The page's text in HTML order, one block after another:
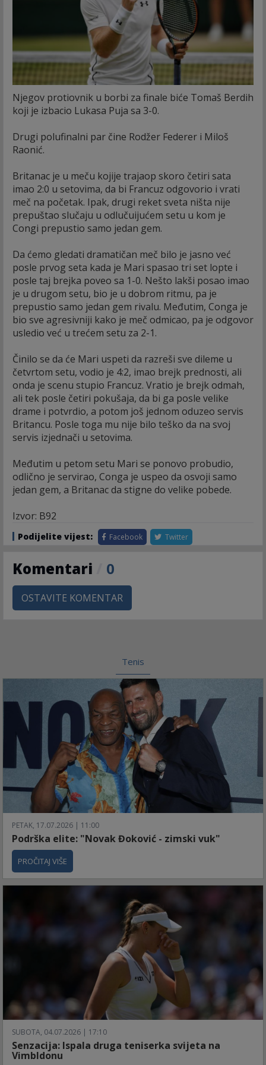
Njegov protiovnik u borbi za finale biće Tomaš Berdih
koji je izbacio Lukasa Puja sa 3-0.
Drugi polufinalni par čine Rodžer Federer i Miloš
Raonić.
Britanac je u meču kojije trajaop skoro četiri sata
imao 2:0 u setovima, da bi Francuz odgovorio i vrati
meč na početak. Ipak, drugi reket sveta ništa nije
prepuštao slučaju u odlučuijućem setu u kom je
Congi prepustio samo jedan gem.
Da ćemo gledati dramatičan meč bilo je jasno već
posle prvog seta kada je Mari spasao tri set lopte i
posle taj brejka poveo sa 1-0. Nešto lakši posao imao
je u drugom setu, bio je u dobrom ritmu, pa je
prepustio samo jedan gem rivalu. Međutim, Conga je
bio sve agresivniji kako je meč odmicao, pa je odgovor
usledio već u trećem setu za 2-1.
Činilo se da će Mari uspeti da razreši sve dileme u
četvrtom setu, vodio je 4:2, imao brejk prednosti, ali
onda je scenu stupio Francuz. Vratio je brejk odmah,
ali tek posle četiri pokušaja, da bi ga posle velike
drame i potvrdio, a potom još jednom oduzeo servis
Britancu. Posle toga mu nije bilo teško da na svoj
servis izjednači u setovima.
Međutim u petom setu Mari se ponovo probudio,
odlično je servirao, Conga je uspeo da osvoji samo
jedan gem, a Britanac da stigne do velike pobede.
Izvor: B92
Podijelite vijest: Facebook Twitter
Komentari 0
OSTAVITE KOMENTAR
Tenis
PETAK, 17.07.2026 | 11:00
Podrška elite: "Novak Đoković - zimski vuk"
PROČITAJ VIŠE
SUBOTA, 04.07.2026 | 17:10
Senzacija: Ispala druga teniserka svijeta na
Vimbldonu